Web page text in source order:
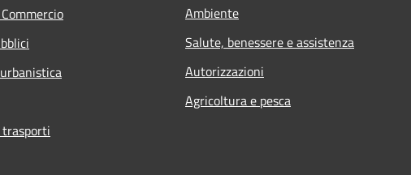
Ambiente
Salute, benessere e assistenza
Autorizzazioni
Agricoltura e pesca